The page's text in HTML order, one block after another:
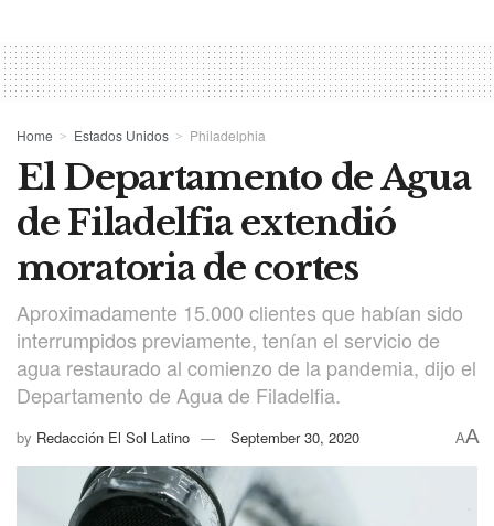
Home Estados Unidos Philadelphia
El Departamento de Agua
de Filadelfia extendió
moratoria de cortes
Aproximadamente 15.000 clientes que habían sido
interrumpidos previamente, tenían el servicio de
agua restaurado al comienzo de la pandemia, dijo el
Departamento de Agua de Filadelfia.
by Redacción El Sol Latino September 30, 2020 AA